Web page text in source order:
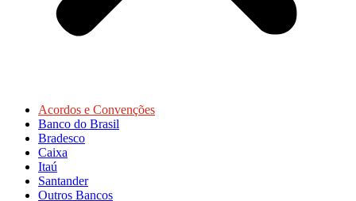
Acordos e Convenções
Banco do Brasil
Bradesco
Caixa
Itaú
Santander
Outros Bancos